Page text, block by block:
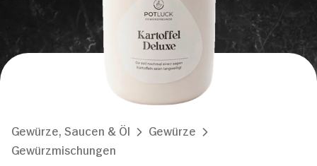
Gewürze, Saucen & Öl
Gewürze
Gewürzmischungen